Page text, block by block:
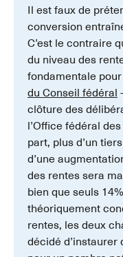
Il est faux de
conversion
C’est le contraire
du niveau des
fondamentale
du Conseil fédéral
clôture des
l’Office fédéral
part, plus d’un
d’une
des rentes sera
bien que seuls
théoriquement
rentes, les deux
décidé